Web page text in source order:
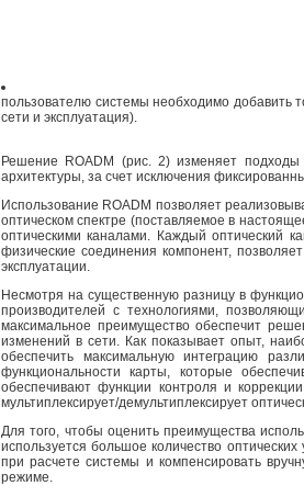
пользователю системы необходимо добавить
сети и эксплуатация).
Решение ROADM (рис. 2) изменяет подходы
архитектуры, за счет исключения
Использование ROADM позволяет
оптическом спектре (поставляемое в
оптическими каналами. Каждый оптический
физические соединения компонент,
эксплуатации.
Несмотря на существенную разницу в
производителей с технологиями,
максимальное преимущество обеспечит
изменений в сети. Как показывает опыт,
обеспечить максимальную интеграцию
функциональности карты, которые
обеспечивают функции контроля и
мультиплексирует/демультиплексирует
Для того, чтобы оценить преимущества
используется большое количество
при расчете системы и компенсировать
режиме.